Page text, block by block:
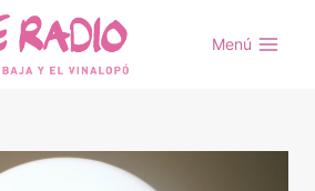
Menú